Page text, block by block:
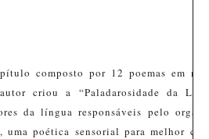
composto por 12 poemas em
criou a “Paladarosidade da
da língua responsáveis pelo
uma poética sensorial para melhor